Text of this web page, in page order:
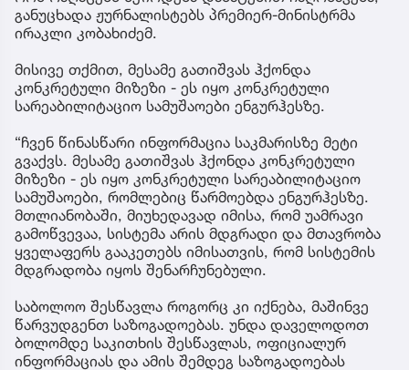
განუცხადა ჟურნალისტებს პრემიერ-მინისტრმა
ირაკლი კობახიძემ.
მისივე თქმით, მესამე გათიშვას ჰქონდა
კონკრეტული მიზეზი - ეს იყო კონკრეტული
სარეაბილიტაციო სამუშაოები ენგურჰესზე.
“ჩვენ წინასწარი ინფორმაცია საკმარისზე მეტი
გვაქვს. მესამე გათიშვას ჰქონდა კონკრეტული
მიზეზი - ეს იყო კონკრეტული სარეაბილიტაციო
სამუშაოები, რომლებიც წარმოებდა ენგურჰესზე.
მთლიანობაში, მიუხედავად იმისა, რომ უამრავი
გამოწვევაა, სისტემა არის მდგრადი და მთავრობა
ყველაფერს გააკეთებს იმისათვის, რომ სისტემის
მდგრადობა იყოს შენარჩუნებული.
საბოლოო შესწავლა როგორც კი იქნება, მაშინვე
წარვუდგენთ საზოგადოებას. უნდა დაველოდოთ
ბოლომდე საკითხის შესწავლას, ოფიციალურ
ინფორმაციას და ამის შემდეგ საზოგადოებას